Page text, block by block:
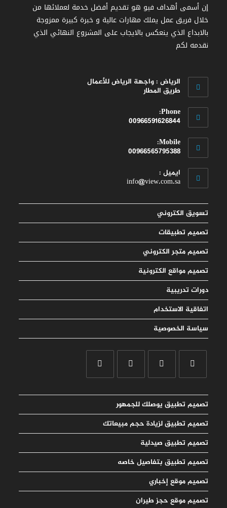
إن أسمى أهداف فيو هو تقديم أفضل خدمة لعملائها من
خلال فريق عمل يملك مهارات عالية و خبرة كبيرة ممزوجة
بالابداع الذي ينعكس بالايجاب على المشروع النهائي الذي
نقدمه لكم
الرياض : واجهة الرياض للأعمال
طريق المطار
Phone:
00966591626844
in
your
application
Mobile:
00966565795388
in
your
ايميل :
info@view.com.sa
Opens
تسويق الكتروني
تصميم تطبيقات
تصميم متجر الكتروني
تصميم مواقع الكترونية
دورات تدريبية
اتفاقية الاستخدام
سياسة الخصوصية
تصميم تطبيق يوصلك للجمهور
تصميم تطبيق لزيادة حجم مبيعاتك
تصميم تطبيق صيدلية
تصميم تطبيق بتفاصيل خاصه
تصميم موقع إخباري
تصميم موقع حجز طيران